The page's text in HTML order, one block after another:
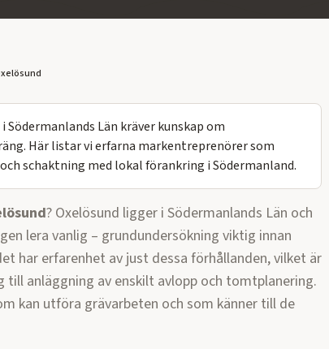
Län kräver kunskap om
Här listar vi erfarna markentreprenörer som
schaktning med lokal förankring i Södermanland.
? Oxelösund ligger i Södermanlands Län och
lera vanlig – grundundersökning viktig innan
har erfarenhet av just dessa förhållanden, vilket är
anläggning av enskilt avlopp och tomtplanering.
kan utföra grävarbeten och som känner till de